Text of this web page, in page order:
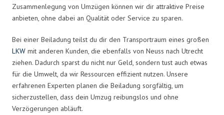
Zusammenlegung von Umzügen können wir dir attraktive Preise
anbieten, ohne dabei an Qualität oder Service zu sparen.
Bei einer Beiladung teilst du dir den Transportraum eines großen
LKW mit anderen Kunden, die ebenfalls von Neuss nach Utrecht
ziehen. Dadurch sparst du nicht nur Geld, sondern tust auch etwas
für die Umwelt, da wir Ressourcen effizient nutzen. Unsere
erfahrenen Experten planen die Beiladung sorgfältig, um
sicherzustellen, dass dein Umzug reibungslos und ohne
Verzögerungen abläuft.